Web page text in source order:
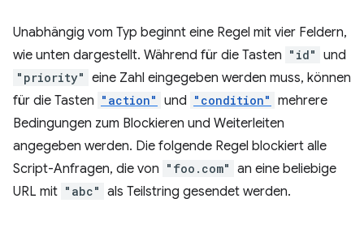
Unabhängig vom Typ beginnt eine Regel mit vier Feldern,
wie unten dargestellt. Während für die Tasten "id" und
"priority" eine Zahl eingegeben werden muss, können
für die Tasten "action" und "condition" mehrere
Bedingungen zum Blockieren und Weiterleiten
angegeben werden. Die folgende Regel blockiert alle
Script-Anfragen, die von "foo.com" an eine beliebige
URL mit "abc" als Teilstring gesendet werden.